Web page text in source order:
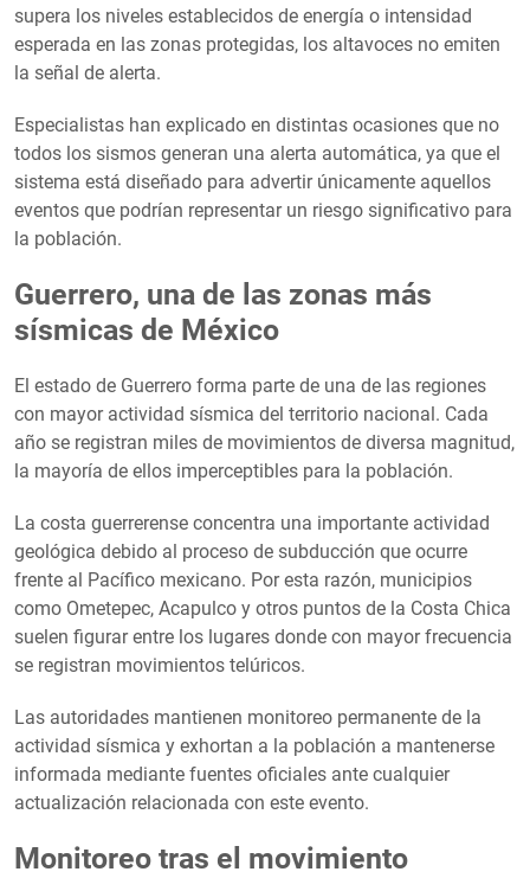
supera los niveles establecidos de energía o intensidad
esperada en las zonas protegidas, los altavoces no emiten
la señal de alerta.
Especialistas han explicado en distintas ocasiones que no
todos los sismos generan una alerta automática, ya que el
sistema está diseñado para advertir únicamente aquellos
eventos que podrían representar un riesgo significativo para
la población.
Guerrero, una de las zonas más
sísmicas de México
El estado de Guerrero forma parte de una de las regiones
con mayor actividad sísmica del territorio nacional. Cada
año se registran miles de movimientos de diversa magnitud,
la mayoría de ellos imperceptibles para la población.
La costa guerrerense concentra una importante actividad
geológica debido al proceso de subducción que ocurre
frente al Pacífico mexicano. Por esta razón, municipios
como Ometepec, Acapulco y otros puntos de la Costa Chica
suelen figurar entre los lugares donde con mayor frecuencia
se registran movimientos telúricos.
Las autoridades mantienen monitoreo permanente de la
actividad sísmica y exhortan a la población a mantenerse
informada mediante fuentes oficiales ante cualquier
actualización relacionada con este evento.
Monitoreo tras el movimiento